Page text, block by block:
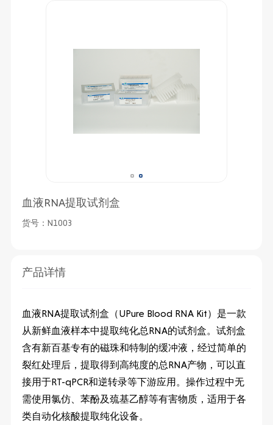
血液RNA提取试剂盒
货号：N1003
产品详情
血液RNA提取试剂盒（UPure Blood RNA Kit）是一款
从新鲜血液样本中提取纯化总RNA的试剂盒。试剂盒
含有新百基专有的磁珠和特制的缓冲液，经过简单的
裂红处理后，提取得到高纯度的总RNA产物，可以直
接用于RT-qPCR和逆转录等下游应用。操作过程中无
需使用氯仿、苯酚及巯基乙醇等有害物质，适用于各
类自动化核酸提取纯化设备。